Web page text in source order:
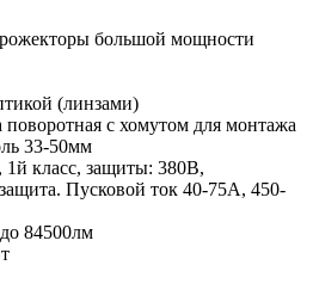
большой мощности
(линзами)
с хомутом для монтажа
33-50мм
1й класс, защиты: 380В,
Пусковой ток 40-75A, 450-
84500лм